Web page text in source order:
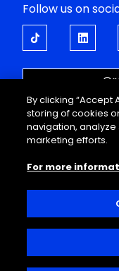
Follow us on
OPEN
About
Corporate offers
Useful
Decathlon Arena
By clicking “Accept
storing of cookies
navigation, analyze
marketing efforts.
For more